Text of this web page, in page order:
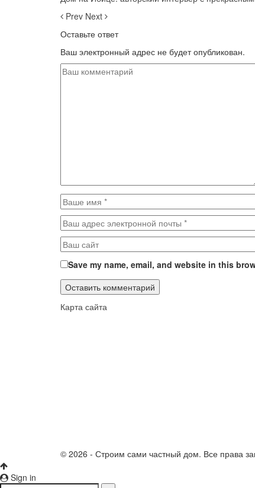
Prev Next
Оставьте ответ
Ваш электронный адрес не будет опубликован.
Save my name, email, and website in this
Карта сайта
© 2026 - Строим сами частный дом. Все права
Sign in